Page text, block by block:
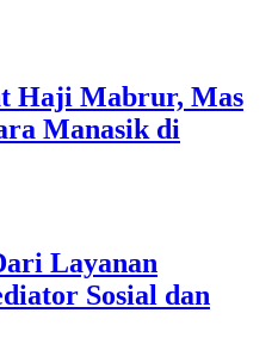
Haji Mabrur, Mas
Manasik di
Layanan
Sosial dan